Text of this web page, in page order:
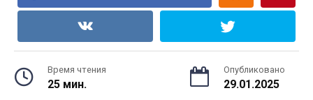
Время чтения
25 мин.
Опубликовано
29.01.2025